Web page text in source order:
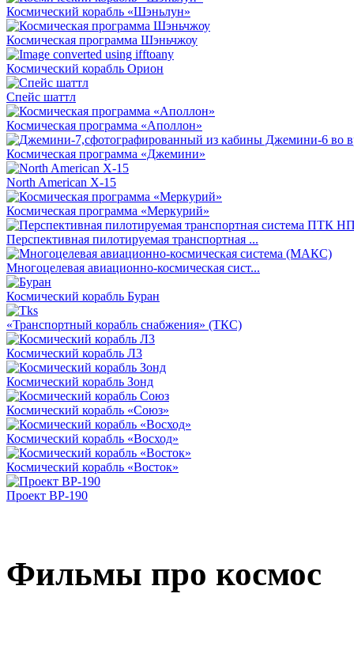
Космический корабль «Шэньлун»
Космическая программа Шэньчжоу
Космический корабль Орион
Спейс шаттл
Космическая программа «Аполлон»
Космическая программа «Джемини»
North American X-15
Космическая программа «Меркурий»
Перспективная пилотируемая транспортная ...
Многоцелевая авиационно-космическая сист...
Космический корабль Буран
«Транспортный корабль снабжения» (ТКС)
Космический корабль Л3
Космический корабль Зонд
Космический корабль «Союз»
Космический корабль «Восход»
Космический корабль «Восток»
Проект ВР-190
Фильмы про космос